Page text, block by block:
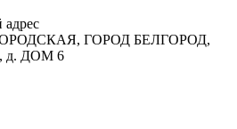
ГОРОД БЕЛГОРОД,
ДОМ 6